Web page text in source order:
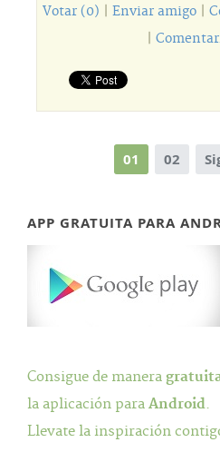
Votar (0) Enviar amigo|
01 02
APP GRATUITA PARA
Consigue de manera
la aplicación para Android.
Llevate la inspiración